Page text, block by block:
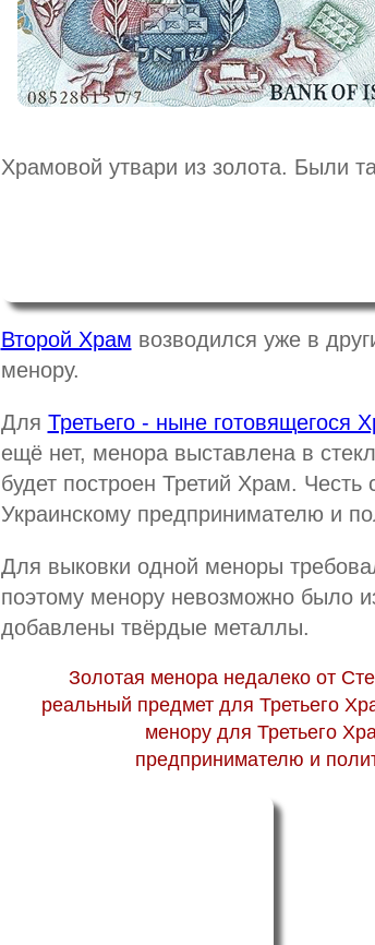
Храмовой утвари из золота. Были
Второй Храм возводился уже в
менору.
Для Третьего - ныне готовящегося
ещё нет, менора выставлена в
будет построен Третий Храм.
Украинскому предпринимателю и
Для выковки одной меноры
поэтому менору невозможно было
добавлены твёрдые металлы.
Золотая менора недалеко от
реальный предмет для Третьего
менору для Третьего
предпринимателю и